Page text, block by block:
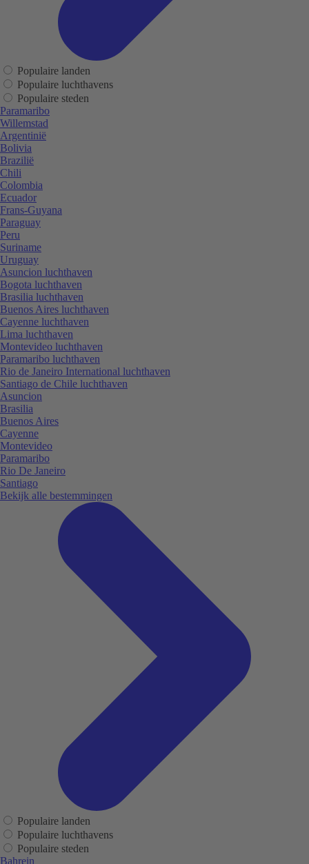
Populaire landen
Populaire luchthavens
Populaire steden
Paramaribo
Willemstad
Argentinië
Bolivia
Brazilië
Chili
Colombia
Ecuador
Frans-Guyana
Paraguay
Peru
Suriname
Uruguay
Asuncion luchthaven
Bogota luchthaven
Brasilia luchthaven
Buenos Aires luchthaven
Cayenne luchthaven
Lima luchthaven
Montevideo luchthaven
Paramaribo luchthaven
Rio de Janeiro International luchthaven
Santiago de Chile luchthaven
Asuncion
Brasilia
Buenos Aires
Cayenne
Montevideo
Paramaribo
Rio De Janeiro
Santiago
Bekijk alle bestemmingen
Populaire landen
Populaire luchthavens
Populaire steden
Bahrein